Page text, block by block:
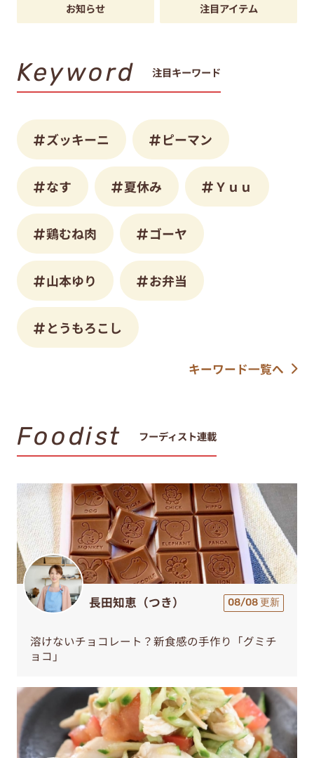
お知らせ 注目アイテム
Keyword 注目キーワード
ズッキーニ ピーマン
なす 夏休み Ｙｕｕ
鶏むね肉 ゴーヤ
山本ゆり お弁当
とうもろこし
キーワード一覧へ
Foodist フーディスト連載
長田知恵（つき） 08/08 更新
溶けないチョコレート？新食感の手作り「グミチ
ョコ」